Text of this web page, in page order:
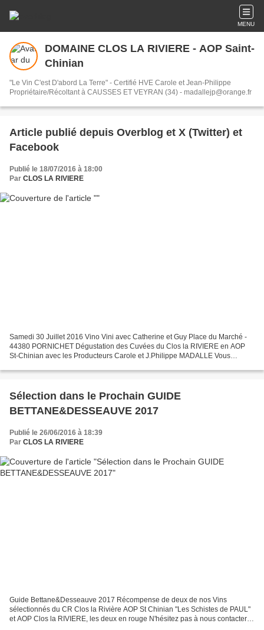
MENU
DOMAINE CLOS LA RIVIERE - AOP Saint-
Chinian
"Le Vin C'est D'abord La Terre" - Certifié HVE Carole et Jean-Philippe
Propriétaire/Récoltant à CAUSSES ET VEYRAN (34) - madallejp@orange.fr
Article publié depuis Overblog et X (Twitter) et
Facebook
Publié le 18/07/2016 à 18:00
Par CLOS LA RIVIERE
Samedi 30 Juillet 2016 Vino Vini avec Catherine et Guy Place du Marché -
44380 PORNICHET Dégustation des Cuvées du Clos la RIVIERE en AOP
St-Chinian avec les Producteurs Carole et J.Philippe MADALLE Vous
Sélection dans le Prochain GUIDE
BETTANE&DESSEAUVE 2017
Publié le 26/06/2016 à 18:39
Par CLOS LA RIVIERE
Guide Bettane&Desseauve 2017 Récompense de deux de nos Vins
sélectionnés du CR Clos la Rivière AOP St Chinian "Les Schistes de PAUL"
et AOP Clos la RIVIERE, les deux en rouge N'hésitez pas à nous contacter